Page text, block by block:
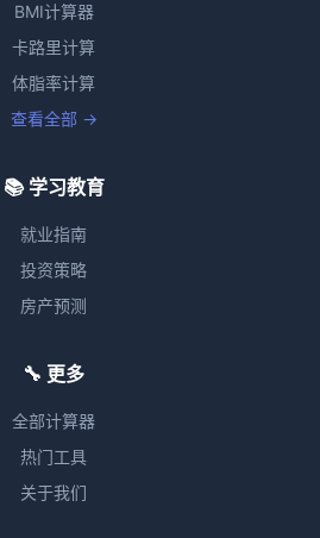
BMI计算器
卡路里计算
体脂率计算
查看全部 →
📚 学习教育
就业指南
投资策略
房产预测
🔧 更多
全部计算器
热门工具
关于我们